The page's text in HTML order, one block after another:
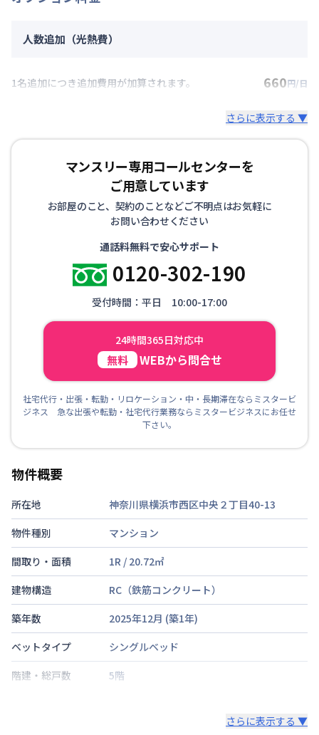
人数追加（光熱費）
1名追加につき追加費用が加算されます。 660円/日
さらに表示する ▼
マンスリー専用コールセンターを
ご用意しています
お部屋のこと、契約のことなどご不明点はお気軽に
お問い合わせください
通話料無料で安心サポート
0120-302-190
受付時間：平日 10:00-17:00
24時間365日対応中
無料 WEBから問合せ
社宅代行・出張・転勤・リロケーション・中・長期滞在ならミスタービ
ジネス 急な出張や転勤・社宅代行業務ならミスタービジネスにお任せ
下さい。
物件概要
所在地
神奈川県横浜市西区中央２丁目40-13
物件種別
マンション
間取り・面積
1R / 20.72㎡
建物構造
RC（鉄筋コンクリート）
築年数
2025年12月 (築1年)
ベットタイプ
シングルベッド
階建・総戸数
5階
さらに表示する ▼